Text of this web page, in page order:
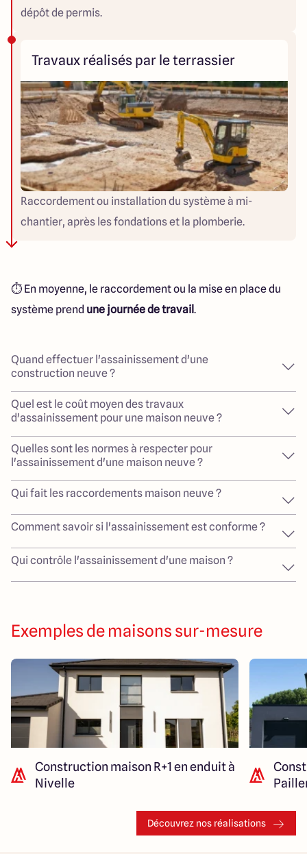
dépôt de permis.
Travaux réalisés par le terrassier
Raccordement ou installation du système à mi-
chantier, après les fondations et la plomberie.
⏱️ En moyenne, le raccordement ou la mise en place du
système prend une journée de travail .
Quand effectuer l'assainissement d'une
construction neuve ?
Quel est le coût moyen des travaux
d'assainissement pour une maison neuve ?
Quelles sont les normes à respecter pour
l'assainissement d'une maison neuve ?
Qui fait les raccordements maison neuve ?
Comment savoir si l'assainissement est conforme ?
Qui contrôle l'assainissement d'une maison ?
Exemples de maisons sur-mesure
Construction maison R+1 en enduit à
Nivelle
Découvrez nos réalisations